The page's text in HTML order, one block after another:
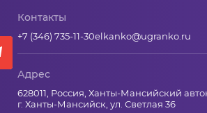
Контакты
+7 (346) 735-11-30elkanko@ugranko.ru
Адрес
628011, Россия, Ханты-Мансийский
г. Ханты-Мансийск, ул. Светлая 36